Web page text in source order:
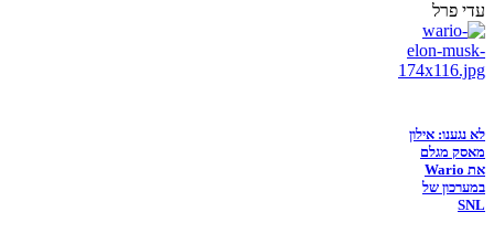
עדי פרל
לא נגענו: אילון
מאסק מגלם
את Wario
במערכון של
SNL